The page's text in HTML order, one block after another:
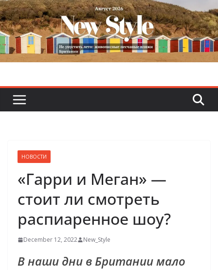
Skip
to
content
НОВОСТИ
«Гарри и Меган» —
стоит ли смотреть
распиаренное шоу?
December 12, 2022 New_Style
В наши дни в Британии мало